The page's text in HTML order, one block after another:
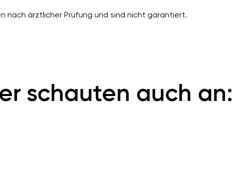
nach ärztlicher Prüfung und sind nicht garantiert.
schauten auch an: